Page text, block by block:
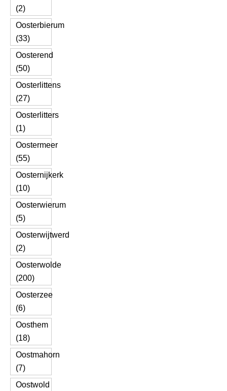
(2)
Oosterbierum
(33)
Oosterend
(50)
Oosterlittens
(27)
Oosterlitters
(1)
Oostermeer
(55)
Oosternijkerk
(10)
Oosterwierum
(5)
Oosterwijtwerd
(2)
Oosterwolde
(200)
Oosterzee
(6)
Oosthem
(18)
Oostmahorn
(7)
Oostwold